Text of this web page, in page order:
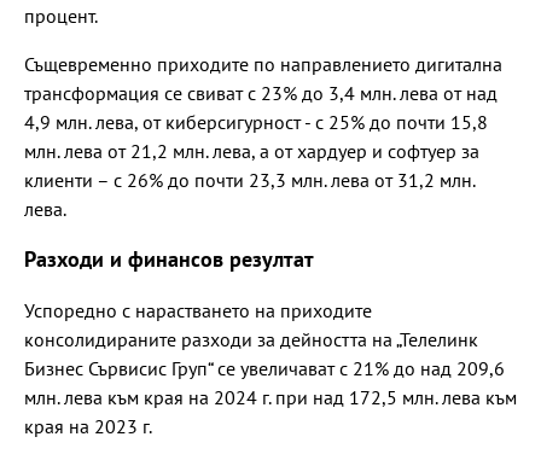
процент.
Същевременно приходите по направлението дигитална
трансформация се свиват с 23% до 3,4 млн. лева от над
4,9 млн. лева, от киберсигурност - с 25% до почти 15,8
млн. лева от 21,2 млн. лева, а от хардуер и софтуер за
клиенти – с 26% до почти 23,3 млн. лева от 31,2 млн.
лева.
Разходи и финансов резултат
Успоредно с нарастването на приходите
консолидираните разходи за дейността на „Телелинк
Бизнес Сървисис Груп“ се увеличават с 21% до над 209,6
млн. лева към края на 2024 г. при над 172,5 млн. лева към
края на 2023 г.